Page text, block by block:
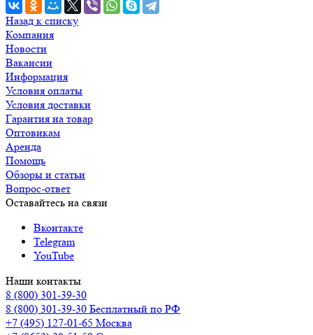
Назад к списку
Компания
Новости
Вакансии
Информация
Условия оплаты
Условия доставки
Гарантия на товар
Оптовикам
Аренда
Помощь
Обзоры и статьи
Вопрос-ответ
Оставайтесь на связи
Вконтакте
Telegram
YouTube
Наши контакты
8 (800) 301-39-30
8 (800) 301-39-30 Бесплатный по РФ
+7 (495) 127-01-65 Москва